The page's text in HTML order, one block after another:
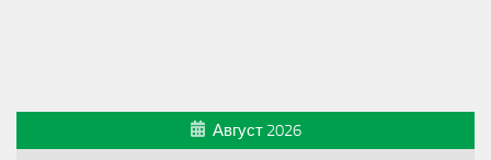
Август 2026